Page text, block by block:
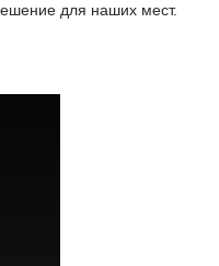
для наших мест.